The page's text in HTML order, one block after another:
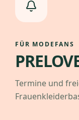
FÜR MODEFANS
Termine und